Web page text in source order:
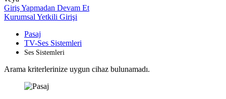
Giriş Yapmadan Devam Et
Kurumsal Yetkili Girişi
Pasaj
TV-Ses Sistemleri
Ses Sistemleri
Arama kriterlerinize uygun cihaz bulunamadı.